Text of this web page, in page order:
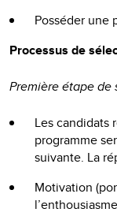
Posséder une
Processus de
Première étape de
Les candidats
programme
suivante. La
Motivation
l’enthousiasme